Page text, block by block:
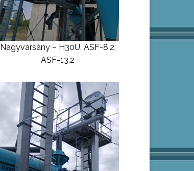
Nagyvarsány – H30U, ASF-8,2;
ASF-13,2